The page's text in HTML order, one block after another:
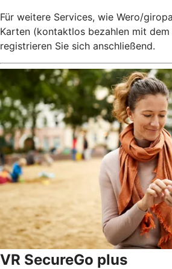
Für weitere Services, wie Wero/
Karten (kontaktlos bezahlen mit
registrieren Sie sich anschließend.
VR SecureGo plus